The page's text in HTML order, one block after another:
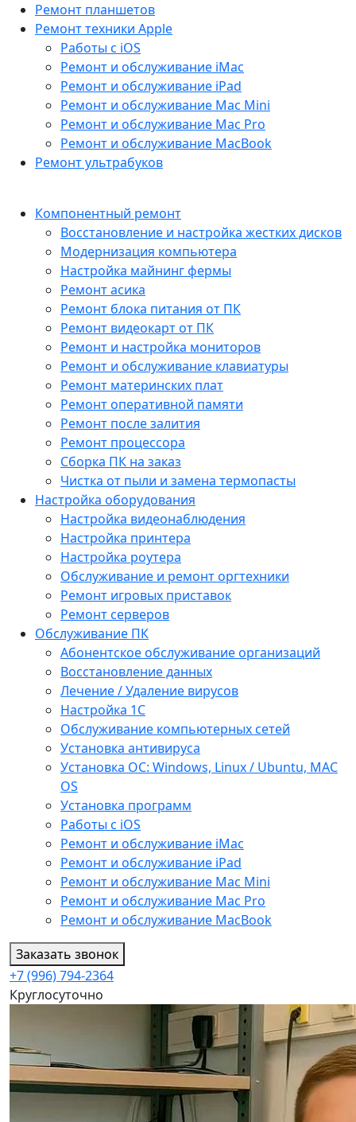
Ремонт планшетов
Ремонт техники Apple
Работы с iOS
Ремонт и обслуживание iMac
Ремонт и обслуживание iPad
Ремонт и обслуживание Mac Mini
Ремонт и обслуживание Mac Pro
Ремонт и обслуживание MacBook
Ремонт ультрабуков
Компонентный ремонт
Восстановление и настройка жестких дисков
Модернизация компьютера
Настройка майнинг фермы
Ремонт асика
Ремонт блока питания от ПК
Ремонт видеокарт от ПК
Ремонт и настройка мониторов
Ремонт и обслуживание клавиатуры
Ремонт материнских плат
Ремонт оперативной памяти
Ремонт после залития
Ремонт процессора
Сборка ПК на заказ
Чистка от пыли и замена термопасты
Настройка оборудования
Настройка видеонаблюдения
Настройка принтера
Настройка роутера
Обслуживание и ремонт оргтехники
Ремонт игровых приставок
Ремонт серверов
Обслуживание ПК
Абонентское обслуживание организаций
Восстановление данных
Лечение / Удаление вирусов
Настройка 1С
Обслуживание компьютерных сетей
Установка антивируса
Установка ОС: Windows, Linux / Ubuntu, МАС
OS
Установка программ
Работы с iOS
Ремонт и обслуживание iMac
Ремонт и обслуживание iPad
Ремонт и обслуживание Mac Mini
Ремонт и обслуживание Mac Pro
Ремонт и обслуживание MacBook
Заказать звонок
+7 (996) 794-2364
Круглосуточно